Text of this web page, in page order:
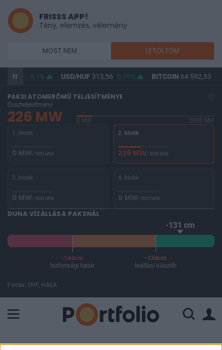
FRISSS APP!
Tény, elemzés, vélemény
MOST NEM LETÖLTÖM
362,10 0,1% USD/HUF313,56 0,16% BITCOIN 64 592,33
PAKSI ATOMERŐMŰ TELJESÍTMÉNYE
Összteljesítmény
226 MW 0 MW
2000 MW
1. blokk
0 MW/ 500 MW
2. blokk
226 MW/ 500 MW
3. blokk
0 MW/ 500 MW
4. blokk
0 MW/ 500 MW
DUNA VÍZÁLLÁSA PAKSNÁL
-131 cm
-144cm
biztonsági határ
-134cm
leállási küszöb
Forrás: OVF, HAEA